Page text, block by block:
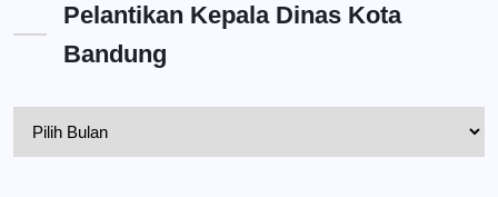
Pelantikan Kepala Dinas Kota
Bandung